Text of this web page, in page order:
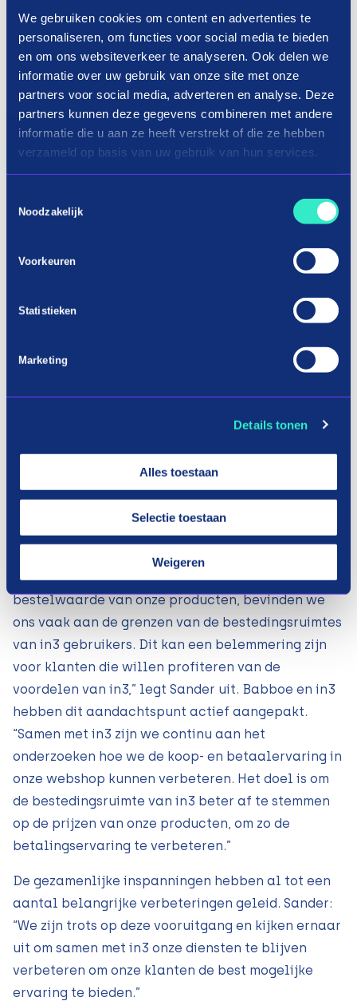
We gebruiken cookies om content en advertenties te
personaliseren, om functies voor social media te bieden
en om ons websiteverkeer te analyseren. Ook delen we
informatie over uw gebruik van onze site met onze
partners voor social media, adverteren en analyse. Deze
partners kunnen deze gegevens combineren met andere
informatie die u aan ze heeft verstrekt of die ze hebben
verzameld op basis van uw gebruik van hun services.
Noodzakelijk
Voorkeuren
Statistieken
Marketing
Details tonen
Alles toestaan
Selectie toestaan
Weigeren
wens om maatschappelijk verantwoord te
handelen en klanten niet in financiële problemen
te brengen. “Het biedt klanten de mogelijkheid om
hun cashflow beter te beheren en de aankoop van
een bakfiets gemakkelijker te maken zonder
onmiddellijke financiële stress,” legt Sander uit.
“De betaling verspreiden over drie salarisrondes
Babboe benadrukt ook dat hun inzet voor
maatschappelijk verantwoord ondernemen hun
keuze voor betaalpartners beïnvloedt. “We zetten
onze klanten altijd op de eerste plaats, en een van
zorgen dat onze betalingsopties eerlijk en
samenwerking met in3 sluit hier perfect bij aan.”
Babboe is tevreden over de huidige samenwerking
met in3 en ziet de betaalmethode een groeiende
Belangrijke verbeteringen en vooruitgang
“Vanwege de relatief hoge gemiddelde
bestelwaarde van onze producten, bevinden we
ons vaak aan de grenzen van de bestedingsruimtes
van in3 gebruikers. Dit kan een belemmering zijn
voor klanten die willen profiteren van de
voordelen van in3,” legt Sander uit. Babboe en in3
hebben dit aandachtspunt actief aangepakt.
“Samen met in3 zijn we continu aan het
onderzoeken hoe we de koop- en betaalervaring in
onze webshop kunnen verbeteren. Het doel is om
de bestedingsruimte van in3 beter af te stemmen
op de prijzen van onze producten, om zo de
betalingservaring te verbeteren.”
De gezamenlijke inspanningen hebben al tot een
aantal belangrijke verbeteringen geleid. Sander:
“We zijn trots op deze vooruitgang en kijken ernaar
uit om samen met in3 onze diensten te blijven
verbeteren om onze klanten de best mogelijke
ervaring te bieden.”